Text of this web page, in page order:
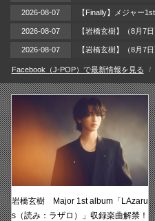
2026-08-07
2026-08-07
2026-08-07
Facebook（J-POP）で最新情報を見る
岩橋玄樹 Major 1st album「LAzaru
s（読み：ラザロ）」収録楽曲解禁！